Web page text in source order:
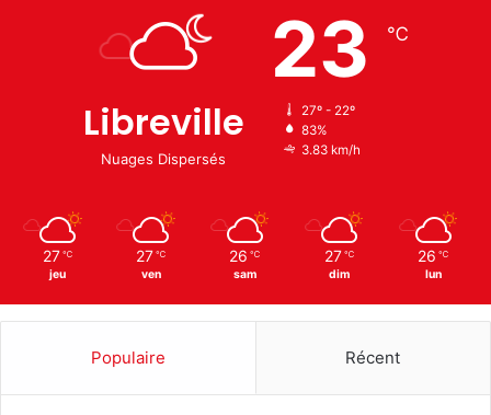
Libreville
Nuages Dispersés
23 ℃
27º - 22º
83%
3.83 km/h
27 ℃
jeu
27 ℃
ven
26 ℃
sam
27 ℃
dim
26 ℃
lun
Populaire Récent